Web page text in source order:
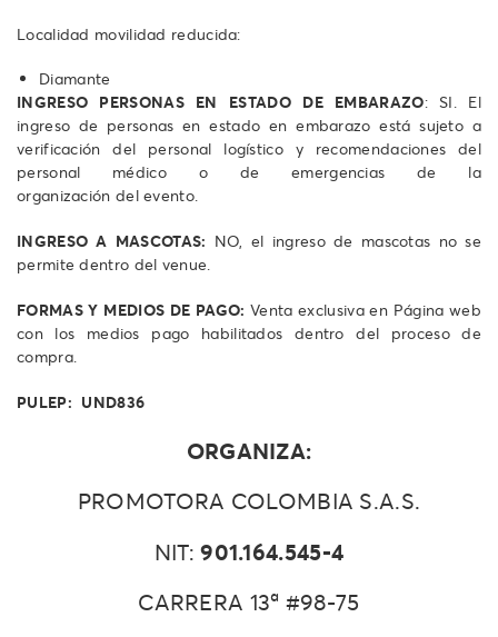
Localidad movilidad reducida:
Diamante
INGRESO PERSONAS EN ESTADO DE EMBARAZO: SI. El
ingreso de personas en estado en embarazo está sujeto a
verificación del personal logístico y recomendaciones del
personal médico o de emergencias de la
organización del evento.
INGRESO A MASCOTAS: NO, el ingreso de mascotas no se
permite dentro del venue.
FORMAS Y MEDIOS DE PAGO: Venta exclusiva en Página web
con los medios pago habilitados dentro del proceso de
compra.
PULEP: UND836
ORGANIZA:
PROMOTORA COLOMBIA S.A.S.
NIT:901.164.545-4
CARRERA 13ª #98-75